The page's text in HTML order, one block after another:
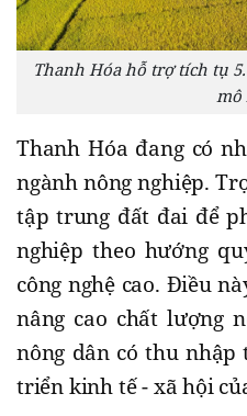
Thanh Hóa hỗ trợ tích tụ
mô
Thanh Hóa đang có
ngành nông nghiệp.
tập trung đất đai để
nghiệp theo hướng
công nghệ cao. Điều
nâng cao chất lượng
nông dân có thu
triển kinh tế - xã hội